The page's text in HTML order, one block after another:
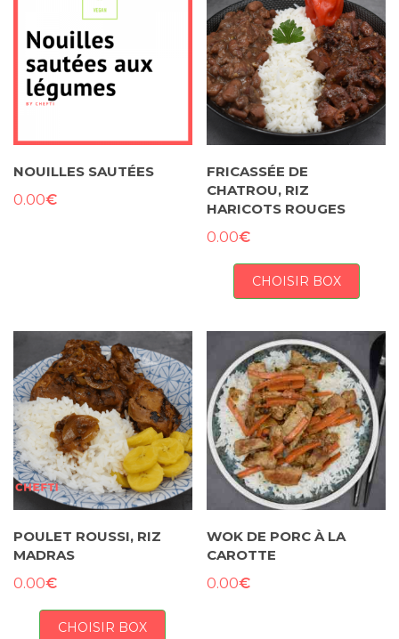
NOUILLES SAUTÉES
0.00€
FRICASSÉE DE
CHATROU, RIZ
HARICOTS ROUGES
0.00€
CHOISIR BOX
POULET ROUSSI, RIZ
MADRAS
0.00€
CHOISIR BOX
WOK DE PORC À LA
CAROTTE
0.00€